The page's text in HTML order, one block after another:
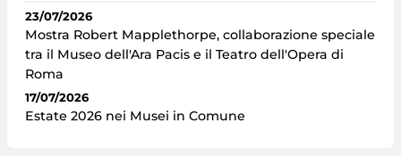
23/07/2026
Mostra Robert Mapplethorpe, collaborazione speciale
tra il Museo dell'Ara Pacis e il Teatro dell'Opera di
Roma
17/07/2026
Estate 2026 nei Musei in Comune